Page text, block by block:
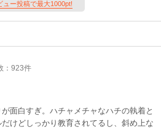
ュー投稿で最大1000pt!
：923件
面白すぎ。ハチャメチャなハチの執着と
けどしっかり教育されてるし、斜め上な